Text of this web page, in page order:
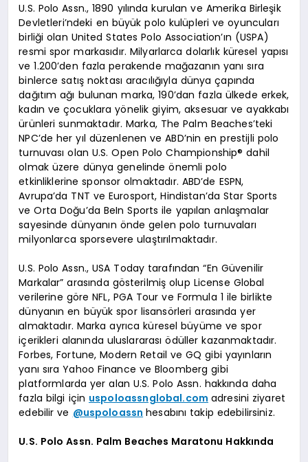
U.S. Polo Assn., 1890 yılında kurulan ve Amerika Birleşik
Devletleri’ndeki en büyük polo kulüpleri ve oyuncuları
birliği olan United States Polo Association’ın (USPA)
resmi spor markasıdır. Milyarlarca dolarlık küresel yapısı
ve 1.200’den fazla perakende mağazanın yanı sıra
binlerce satış noktası aracılığıyla dünya çapında
dağıtım ağı bulunan marka, 190’dan fazla ülkede erkek,
kadın ve çocuklara yönelik giyim, aksesuar ve ayakkabı
ürünleri sunmaktadır. Marka, The Palm Beaches’teki
NPC’de her yıl düzenlenen ve ABD’nin en prestijli polo
turnuvası olan U.S. Open Polo Championship® dahil
olmak üzere dünya genelinde önemli polo
etkinliklerine sponsor olmaktadır. ABD’de ESPN,
Avrupa’da TNT ve Eurosport, Hindistan’da Star Sports
ve Orta Doğu’da BeIn Sports ile yapılan anlaşmalar
sayesinde dünyanın önde gelen polo turnuvaları
milyonlarca sporsevere ulaştırılmaktadır.
U.S. Polo Assn., USA Today tarafından “En Güvenilir
Markalar” arasında gösterilmiş olup License Global
verilerine göre NFL, PGA Tour ve Formula 1 ile birlikte
dünyanın en büyük spor lisansörleri arasında yer
almaktadır. Marka ayrıca küresel büyüme ve spor
içerikleri alanında uluslararası ödüller kazanmaktadır.
Forbes, Fortune, Modern Retail ve GQ gibi yayınların
yanı sıra Yahoo Finance ve Bloomberg gibi
platformlarda yer alan U.S. Polo Assn. hakkında daha
fazla bilgi için uspoloassnglobal.com adresini ziyaret
edebilir ve @uspoloassn hesabını takip edebilirsiniz.
U.S. Polo Assn. Palm Beaches Maratonu Hakkında